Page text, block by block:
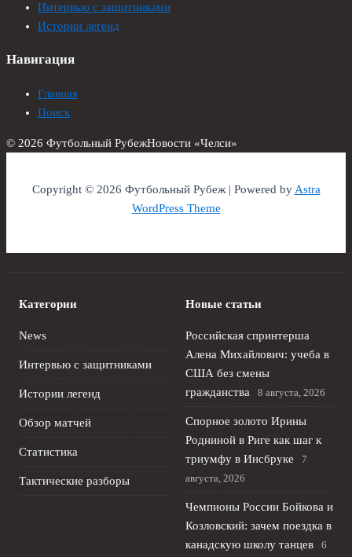
Интервью с защитниками
Истории легенд
Навигация
Главная
Поиск
© 2026 Футбольный РубежНовости «Челси»
Copyright © 2026 Футбольный Рубеж | Powered byAstra
WordPress Theme
Категории
News
Интервью с защитниками
Истории легенд
Обзор матчей
Статистика
Тактические разборы
Новые статьи
Российская спринтерша
Алена Михайлович: учеба в
США без смены
гражданства
8 августа, 2026
Спорное золото Ирины
Родниной в Риге как шаг к
триумфу в Инсбруке
7
августа, 2026
Чемпионы России Бойкова и
Козловский: зачем поездка в
канадскую школу танцев
6